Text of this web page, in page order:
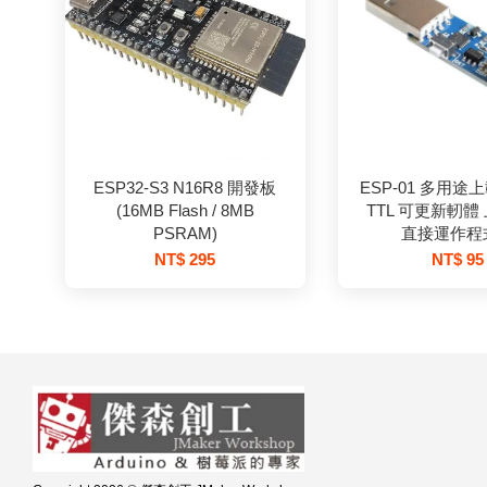
ESP32-S3 N16R8 開發板
(16MB Flash / 8MB
PSRAM)
NT$ 295
ESP-01 多用途
TTL 可更新軔體
直接運作程
NT$ 95